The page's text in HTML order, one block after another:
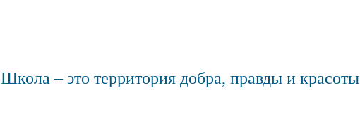
Школа – это территория добра, правды и красоты